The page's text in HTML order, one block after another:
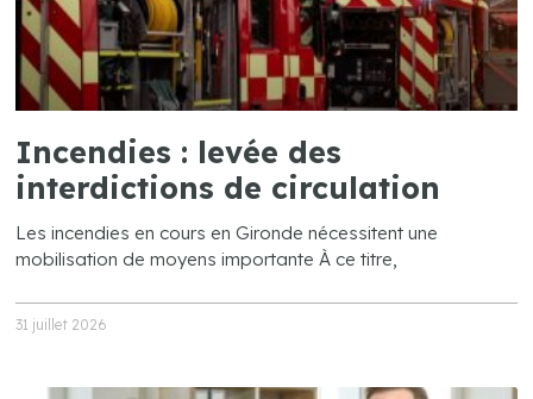
Incendies : levée des
interdictions de circulation
Les incendies en cours en Gironde nécessitent une
mobilisation de moyens importante À ce titre,
31 juillet 2026